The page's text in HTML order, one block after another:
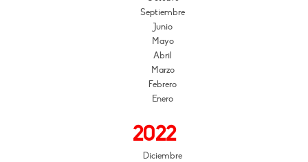
Septiembre
Junio
Mayo
Abril
Marzo
Febrero
Enero
2022
Diciembre